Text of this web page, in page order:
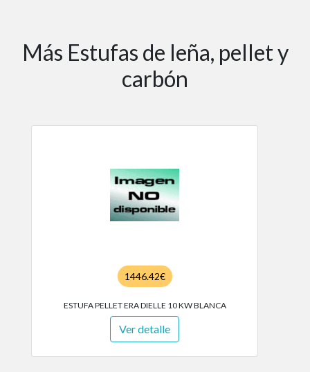
Más Estufas de leña, pellet y
carbón
1446.42€
ESTUFA PELLET ERA DIELLE 10 KW BLANCA
Ver detalle